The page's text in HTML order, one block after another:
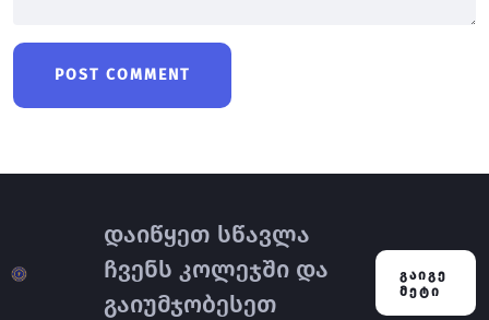
დაიწყეთ სწავლა
ჩვენს კოლეჯში და
გაიუმჯობესეთ
ᲒᲐᲘᲒᲔ
ᲛᲔᲢᲘ